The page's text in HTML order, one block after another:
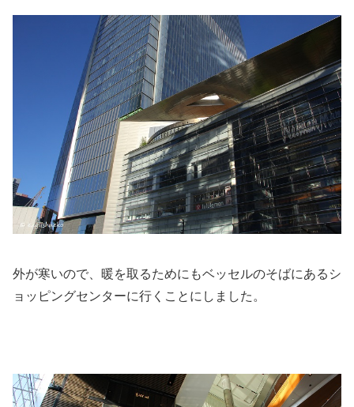
外が寒いので、暖を取るためにもベッセルのそばにあるシ
ョッピングセンターに行くことにしました。